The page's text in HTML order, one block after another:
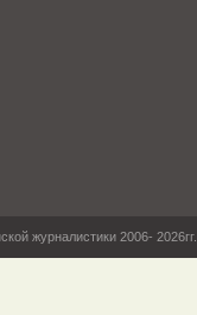
журналистики 2006-